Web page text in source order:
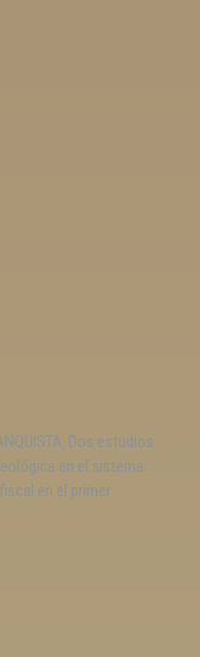
Dos estudios
en el sistema
en el primer